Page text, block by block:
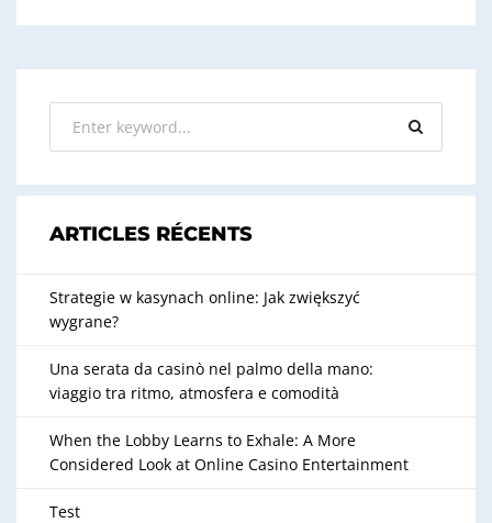
e
b
o
o
k
s
A
p
p
e
dI
n
ARTICLES RÉCENTS
Strategie w kasynach online: Jak zwiększyć
wygrane?
Una serata da casinò nel palmo della mano:
viaggio tra ritmo, atmosfera e comodità
When the Lobby Learns to Exhale: A More
Considered Look at Online Casino Entertainment
Test